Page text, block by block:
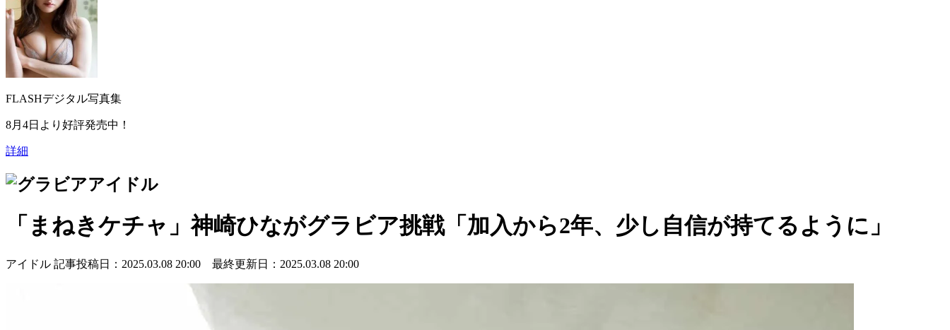
FLASHデジタル写真集
8月4日より好評発売中！
詳細
アイドル
「まねきケチャ」神崎ひながグラビア挑戦「加入から2年、少し自信が持てるように」
アイドル 記事投稿日：2025.03.08 20:00 最終更新日：2025.03.08 20:00